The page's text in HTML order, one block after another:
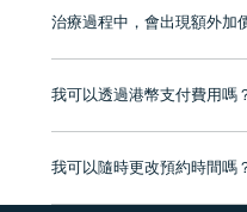
市市民極高的口碑評價及信任推
有咨詢及服務保障中心，有任
治療過程中，會出現額外加
我可以透過港幣支付費用嗎
我可以隨時更改預約時間嗎